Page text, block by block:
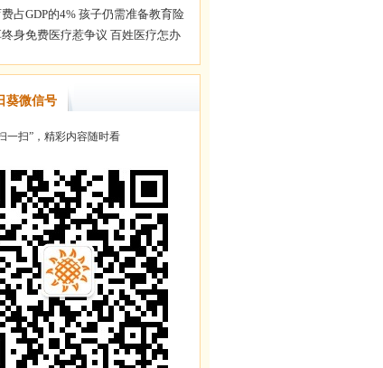
葵微信号
一扫”，精彩内容随时看